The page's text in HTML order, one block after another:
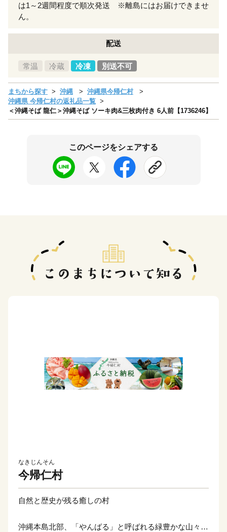
は1～2週間程度で順次発送 ※離島にはお届けできませ
ん。
配送
常温 冷蔵 冷凍 別送不可
まちから探す 沖縄
沖縄県今帰仁村
沖縄県 今帰仁村の返礼品一覧
＜沖縄そば 龍仁＞沖縄そば ソーキ肉&三枚肉付き 6人前【1736246】
このページをシェアする
なきじんそん
今帰仁村
自然と歴史が残る癒しの村
沖縄本島北部、「やんばる」と呼ばれる緑豊かな山々が